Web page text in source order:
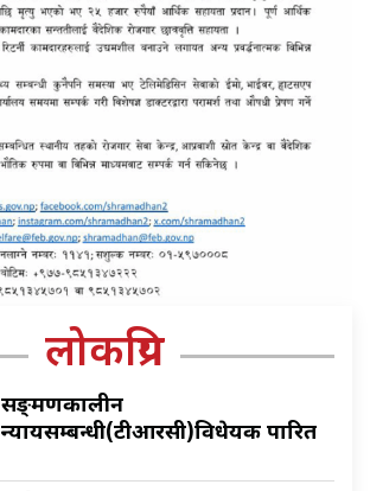
लोकप्रिय
सङ्क्रमणकालीन
न्यायसम्बन्धी(टीआरसी)विधेयक पारित